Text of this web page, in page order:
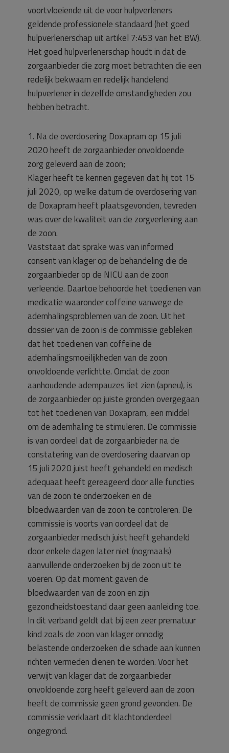
voortvloeiende uit de voor hulpverleners
geldende professionele standaard (het goed
hulpverlenerschap uit artikel 7:453 van het BW).
Het goed hulpverlenerschap houdt in dat de
zorgaanbieder die zorg moet betrachten die een
redelijk bekwaam en redelijk handelend
hulpverlener in dezelfde omstandigheden zou
hebben betracht.
1. Na de overdosering Doxapram op 15 juli
2020 heeft de zorgaanbieder onvoldoende
zorg geleverd aan de zoon;
Klager heeft te kennen gegeven dat hij tot 15
juli 2020, op welke datum de overdosering van
de Doxapram heeft plaatsgevonden, tevreden
was over de kwaliteit van de zorgverlening aan
de zoon.
Vaststaat dat sprake was van informed
consent van klager op de behandeling die de
zorgaanbieder op de NICU aan de zoon
verleende. Daartoe behoorde het toedienen van
medicatie waaronder coffeïne vanwege de
ademhalingsproblemen van de zoon. Uit het
dossier van de zoon is de commissie gebleken
dat het toedienen van coffeïne de
ademhalingsmoeilijkheden van de zoon
onvoldoende verlichtte. Omdat de zoon
aanhoudende adempauzes liet zien (apneu), is
de zorgaanbieder op juiste gronden overgegaan
tot het toedienen van Doxapram, een middel
om de ademhaling te stimuleren. De commissie
is van oordeel dat de zorgaanbieder na de
constatering van de overdosering daarvan op
15 juli 2020 juist heeft gehandeld en medisch
adequaat heeft gereageerd door alle functies
van de zoon te onderzoeken en de
bloedwaarden van de zoon te controleren. De
commissie is voorts van oordeel dat de
zorgaanbieder medisch juist heeft gehandeld
door enkele dagen later niet (nogmaals)
aanvullende onderzoeken bij de zoon uit te
voeren. Op dat moment gaven de
bloedwaarden van de zoon en zijn
gezondheidstoestand daar geen aanleiding toe.
In dit verband geldt dat bij een zeer prematuur
kind zoals de zoon van klager onnodig
belastende onderzoeken die schade aan kunnen
richten vermeden dienen te worden. Voor het
verwijt van klager dat de zorgaanbieder
onvoldoende zorg heeft geleverd aan de zoon
heeft de commissie geen grond gevonden. De
commissie verklaart dit klachtonderdeel
ongegrond.